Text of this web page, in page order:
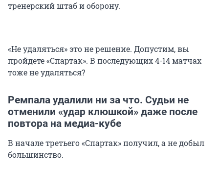
тренерский штаб и оборону.
«Не удаляться» это не решение. Допустим, вы
пройдете «Спартак». В последующих 4-14 матчах
тоже не удаляться?
Ремпала удалили ни за что. Судьи не
отменили «удар клюшкой» даже после
повтора на медиа-кубе
В начале третьего «Спартак» получил, а не добыл
большинство.